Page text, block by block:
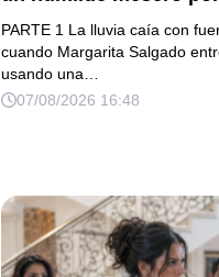
hermanito enfermo…
escándalo estaba a
PARTE 1 La lluvia caía con
cuando Margarita Salgado
usando una…
07/08/2026 16:48